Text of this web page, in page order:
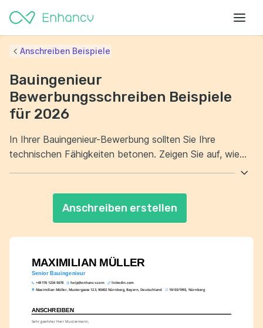
MAXIMILIAN MÜLLER
Senior Bauingenieur
+49 176 1234 5678 help@enhancv.com
linkedin.com
Maximilian Müller, Mustergasse 123, 90402 Nürnberg, Bayern, Deutschland
19/03/1993, Nürnberg
ANSCHREIBEN
Sehr geehrter Herr Mustermann,
Anschreiben Beispiele
Bauingenieur
Bewerbungsschreiben Beispiele
für 2026
In Ihrer Bauingenieur-Bewerbung sollten Sie Ihre
technischen Fähigkeiten betonen. Zeigen Sie auf, wie
Ihre Fähigkeit, im Team zu arbeiten und komplexe
Probleme zu lösen. Diese Eigenschaften machen Ihre
Anschreiben erstellen